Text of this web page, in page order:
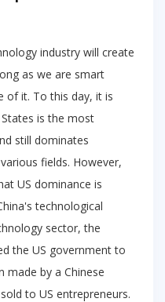
industry will create
as we are smart
of it. To this day, it is
is the most
still dominates
fields. However,
US dominance is
technological
sector, the
the US government to
made by a Chinese
to US entrepreneurs.